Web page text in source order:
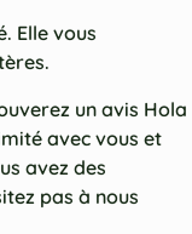
Elle vous
un avis Hola
avec vous et
avez des
pas à nous